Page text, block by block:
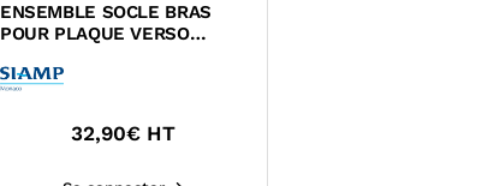
ENSEMBLE SOCLE BRAS
POUR PLAQUE VERSO
32,90€ HT